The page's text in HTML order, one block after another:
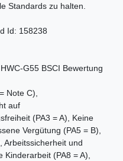
Standards zu halten.
Id: 158238
Note C),
auf
(PA3 = A), Keine
Vergütung (PA5 = B),
Arbeitssicherheit und
Kinderarbeit (PA8 = A),